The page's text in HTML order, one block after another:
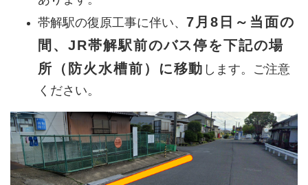
帯解駅の復原工事に伴い、 7月8日～当面の
間、JR帯解駅前のバス停を下記の場
所（防火水槽前）に移動 します。ご注意
ください。